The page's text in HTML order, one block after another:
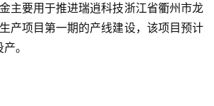
主要用于推进瑞逍科技浙江省衢州市龙
产项目第一期的产线建设，该项目预计
。